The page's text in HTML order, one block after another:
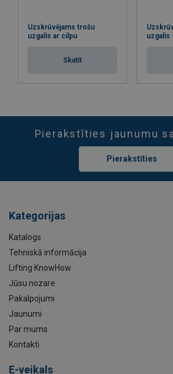
Uzskrūvējams trošu
uzgalis ar cilpu
Skatīt
uzgalis
Pierakstīties jaunumu
Pierakstīties
Kategorijas
Katalogs
Tehniskā informācija
Lifting KnowHow
Jūsu nozare
Pakalpojumi
Jaunumi
Par mums
Kontakti
E-veikals